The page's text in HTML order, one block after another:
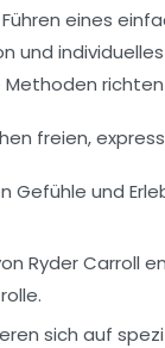
eines
und
Methoden
freien,
Gefühle und
Ryder Carroll
sich auf